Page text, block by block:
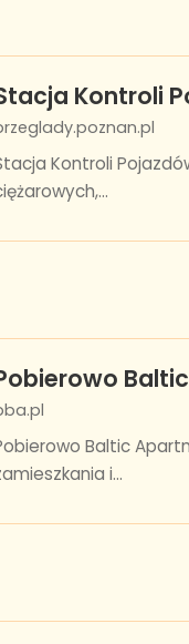
Kontroli
Kontroli
Baltic
i...